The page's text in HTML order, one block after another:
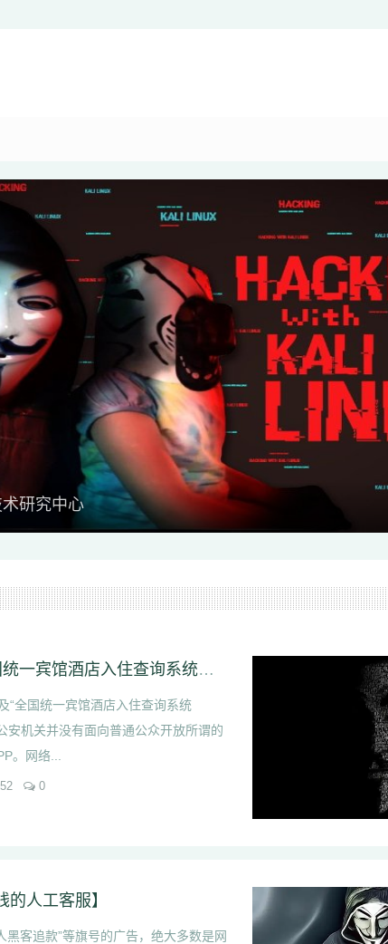
术研究中心
110官网住宿酒店查询系统【全国统一宾馆酒店入住查询系统APP】
“全国统一宾馆酒店入住查询系统
安机关并没有面向普通公众开放所谓的
。网络...
0
人工客服】
黑客追款”等旗号的广告，绝大多数是网